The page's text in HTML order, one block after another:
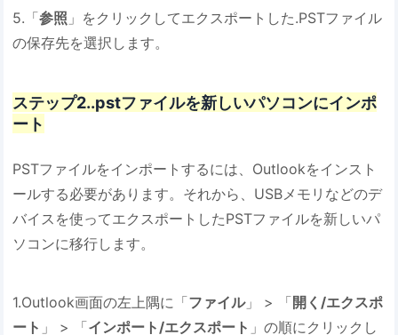
5.「参照 」をクリックしてエクスポートした.PSTファイル
の保存先を選択します。
ステップ2..pstファイルを新しいパソコンにインポ
ート
PSTファイルをインポートするには、Outlookをインスト
ールする必要があります。それから、USBメモリなどのデ
バイスを使ってエクスポートしたPSTファイルを新しいパ
ソコンに移行します。
1.Outlook画面の左上隅に「ファイル」 > 「開く/エクスポ
ート 」 > 「インポート/エクスポート 」の順にクリックし